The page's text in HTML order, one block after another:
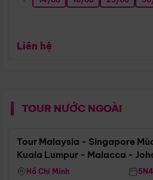
Liên hệ
TOUR NƯỚC NGOÀI
Tour Malaysia - Singapore
Kuala Lumpur - Malacca -
Singapore
Hồ Chí Minh